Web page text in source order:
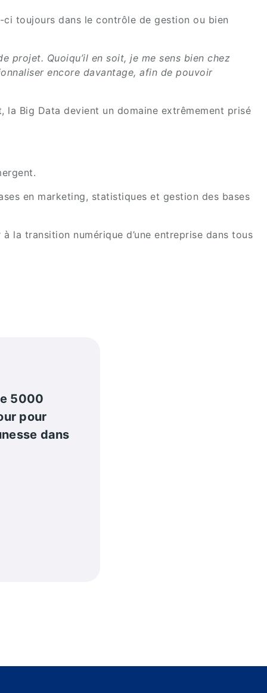
toujours dans le contrôle de gestion ou bien
projet. Quoiqu’il en soit, je me sens bien chez
encore davantage, afin de pouvoir
Big Data devient un domaine extrêmement prisé
en marketing, statistiques et gestion des bases
la transition numérique d’une entreprise dans tous
5000
pour
dans